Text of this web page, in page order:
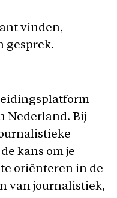
vinden,
gesprek.
Nederland. Bij
kans om je
oriënteren in de
van journalistiek,